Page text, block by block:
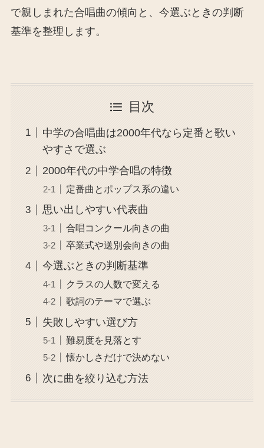
で親しまれた合唱曲の傾向と、今選ぶときの判断
基準を整理します。
目次
中学の合唱曲は2000年代なら定番と歌い
やすさで選ぶ
2000年代の中学合唱の特徴
定番曲とポップス系の違い
思い出しやすい代表曲
合唱コンクール向きの曲
卒業式や送別会向きの曲
今選ぶときの判断基準
クラスの人数で変える
歌詞のテーマで選ぶ
失敗しやすい選び方
難易度を見落とす
懐かしさだけで決めない
次に曲を絞り込む方法